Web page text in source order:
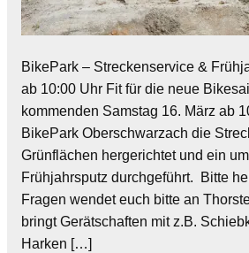
BikePark – Streckenservice &
ab 10:00 Uhr Fit für die neue
kommenden Samstag 16. März ab
BikePark Oberschwarzach die
Grünflächen hergerichtet und ein
Frühjahrsputz durchgeführt. Bitte
Fragen wendet euch bitte an
bringt Gerätschaften mit z.B.
Harken […]